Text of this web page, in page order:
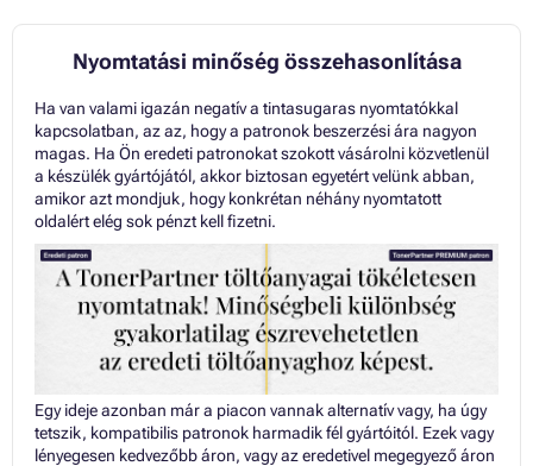
Nyomtatási minőség összehasonlítása
Ha van valami igazán negatív a tintasugaras nyomtatókkal
kapcsolatban, az az, hogy a patronok beszerzési ára nagyon
magas. Ha Ön eredeti patronokat szokott vásárolni közvetlenül
a készülék gyártójától, akkor biztosan egyetért velünk abban,
amikor azt mondjuk, hogy konkrétan néhány nyomtatott
oldalért elég sok pénzt kell fizetni.
Egy ideje azonban már a piacon vannak alternatív vagy, ha úgy
tetszik, kompatibilis patronok harmadik fél gyártóitól. Ezek vagy
lényegesen kedvezőbb áron, vagy az eredetivel megegyező áron